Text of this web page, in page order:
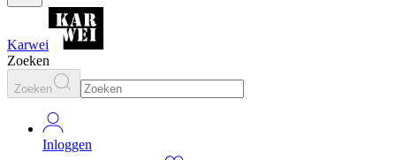
Karwei
Zoeken
Zoeken
Inloggen